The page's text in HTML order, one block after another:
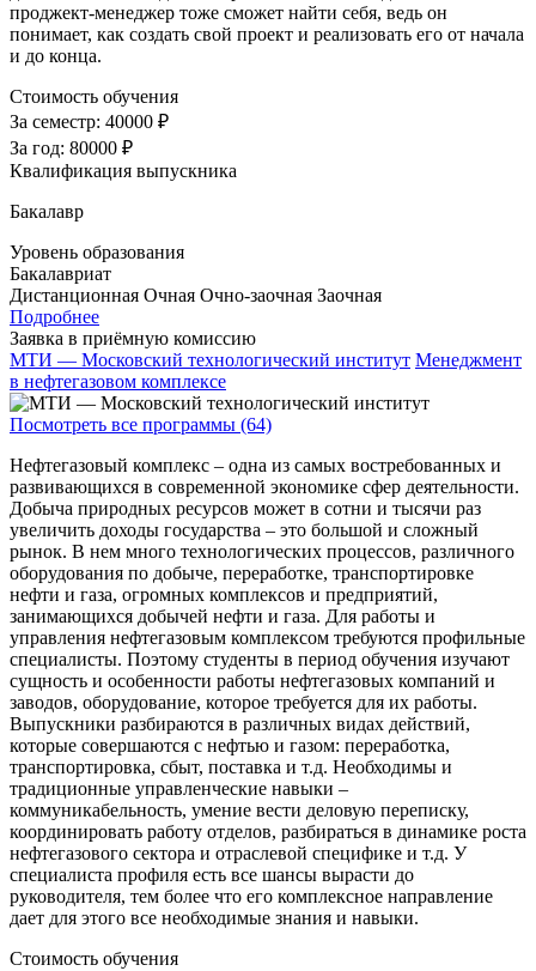
проджект-менеджер тоже сможет найти себя, ведь он
понимает, как создать свой проект и реализовать его от начала
и до конца.
Стоимость обучения
За семестр: 40000 ₽
За год: 80000 ₽
Квалификация выпускника
Бакалавр
Уровень образования
Бакалавриат
Дистанционная Очная Очно-заочная Заочная
Подробнее
Заявка в приёмную комиссию
МТИ — Московский технологический институт Менеджмент
в нефтегазовом комплексе
Посмотреть все программы (64)
Нефтегазовый комплекс – одна из самых востребованных и
развивающихся в современной экономике сфер деятельности.
Добыча природных ресурсов может в сотни и тысячи раз
увеличить доходы государства – это большой и сложный
рынок. В нем много технологических процессов, различного
оборудования по добыче, переработке, транспортировке
нефти и газа, огромных комплексов и предприятий,
занимающихся добычей нефти и газа. Для работы и
управления нефтегазовым комплексом требуются профильные
специалисты. Поэтому студенты в период обучения изучают
сущность и особенности работы нефтегазовых компаний и
заводов, оборудование, которое требуется для их работы.
Выпускники разбираются в различных видах действий,
которые совершаются с нефтью и газом: переработка,
транспортировка, сбыт, поставка и т.д. Необходимы и
традиционные управленческие навыки –
коммуникабельность, умение вести деловую переписку,
координировать работу отделов, разбираться в динамике роста
нефтегазового сектора и отраслевой специфике и т.д. У
специалиста профиля есть все шансы вырасти до
руководителя, тем более что его комплексное направление
дает для этого все необходимые знания и навыки.
Стоимость обучения